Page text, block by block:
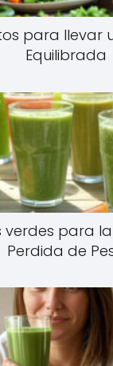
para llevar
Equilibrada
verdes para
Perdida de